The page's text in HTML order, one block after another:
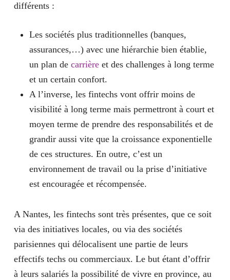
différents :
Les sociétés plus traditionnelles (banques,
assurances,…) avec une hiérarchie bien établie,
un plan de carrièreet des challenges à long terme
et un certain confort.
A l’inverse, les fintechs vont offrir moins de
visibilité à long terme mais permettront à court et
moyen terme de prendre des responsabilités et de
grandir aussi vite que la croissance exponentielle
de ces structures. En outre, c’est un
environnement de travail ou la prise d’initiative
est encouragée et récompensée.
A Nantes, les fintechs sont très présentes, que ce soit
via des initiatives locales, ou via des sociétés
parisiennes qui délocalisent une partie de leurs
effectifs techs ou commerciaux. Le but étant d’offrir
à leurs salariés la possibilité de vivre en province, au